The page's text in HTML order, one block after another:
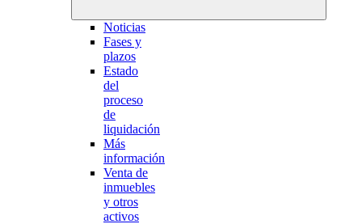
Noticias
Fases y
plazos
Estado
del
proceso
de
liquidación
Más
información
Venta de
inmuebles
y otros
activos